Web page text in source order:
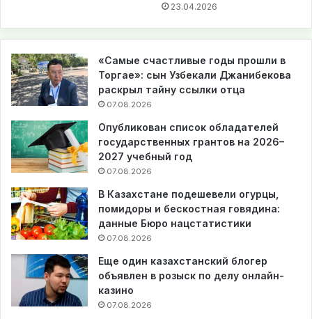
23.04.2026
«Самые счастливые годы прошли в
Торгае»: сын Узбекали Джанибекова
раскрыл тайну ссылки отца
07.08.2026
Опубликован список обладателей
государственных грантов на 2026–
2027 учебный год
07.08.2026
В Казахстане подешевели огурцы,
помидоры и бескостная говядина:
данные Бюро нацстатистики
07.08.2026
Еще один казахстанский блогер
объявлен в розыск по делу онлайн-
казино
07.08.2026